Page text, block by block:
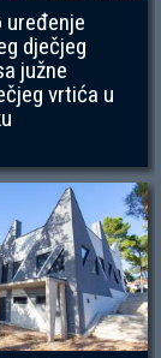
uređenje
dječjeg
južne
vrtića u